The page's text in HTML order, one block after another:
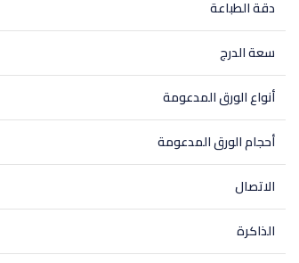
دقة الطباعة
سعة الدرج
أنواع الورق المدعومة
أحجام الورق المدعومة
الاتصال
الذاكرة